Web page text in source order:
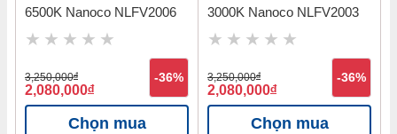
6500K Nanoco NLFV2006
3,250,000đ
2,080,000đ
-36%
Chọn mua
3000K Nanoco NLFV2003
3,250,000đ
2,080,000đ
-36%
Chọn mua